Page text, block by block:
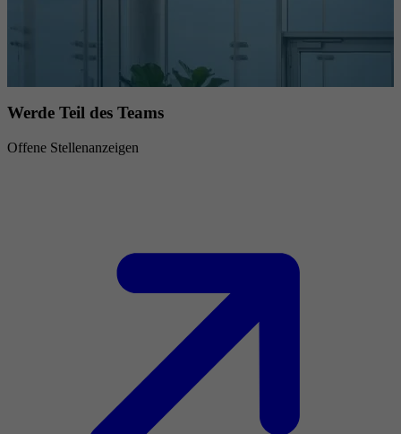
Werde Teil des Teams
Offene Stellenanzeigen